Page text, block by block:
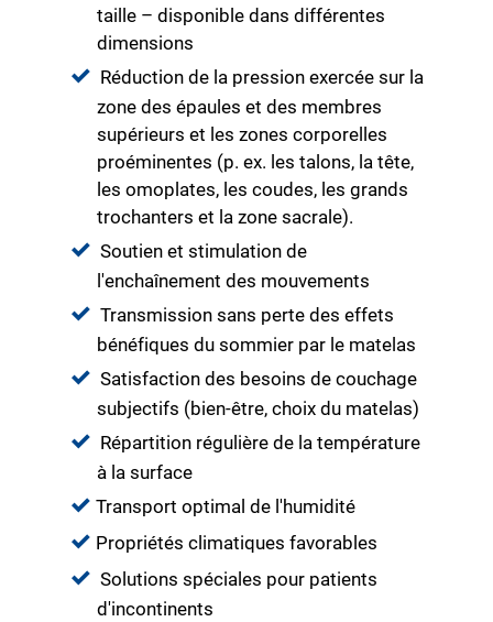
taille – disponible dans différentes
dimensions
Réduction de la pression exercée sur la
zone des épaules et des membres
supérieurs et les zones corporelles
proéminentes (p. ex. les talons, la tête,
les omoplates, les coudes, les grands
trochanters et la zone sacrale).
Soutien et stimulation de
l'enchaînement des mouvements
Transmission sans perte des effets
bénéfiques du sommier par le matelas
Satisfaction des besoins de couchage
subjectifs (bien-être, choix du matelas)
Répartition régulière de la température
à la surface
Transport optimal de l'humidité
Propriétés climatiques favorables
Solutions spéciales pour patients
d'incontinents